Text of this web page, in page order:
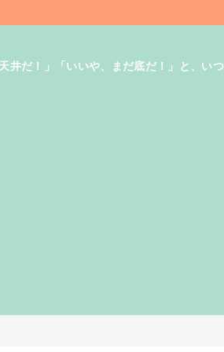
だ！」「いいや、まだ底だ！」と、い